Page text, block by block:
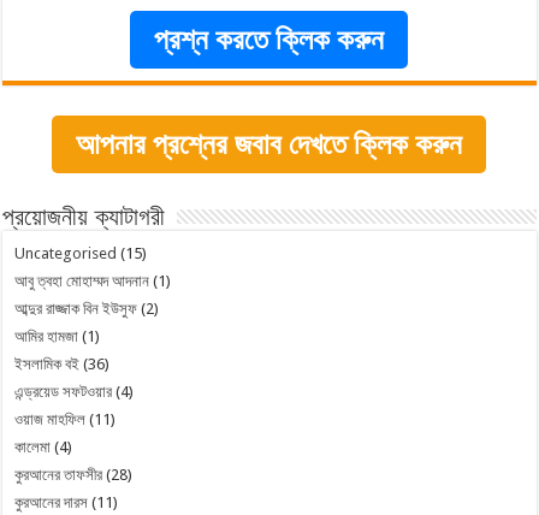
প্রশ্ন করতে ক্লিক করুন
আপনার প্রশ্নের জবাব দেখতে ক্লিক করুন
প্রয়োজনীয় ক্যাটাগরী
Uncategorised (15)
আবু ত্বহা মোহাম্মদ আদনান (1)
আব্দুর রাজ্জাক বিন ইউসুফ (2)
আমির হামজা (1)
ইসলামিক বই (36)
এন্ড্রয়েড সফটওয়ার (4)
ওয়াজ মাহফিল (11)
কালেমা (4)
কুরআনের তাফসীর (28)
কুরআনের দারস (11)